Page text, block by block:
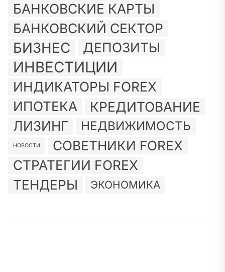
БАНКОВСКИЕ КАРТЫ
БАНКОВСКИЙ СЕКТОР
БИЗНЕС ДЕПОЗИТЫ
ИНВЕСТИЦИИ
ИНДИКАТОРЫ FOREX
ИПОТЕКА
КРЕДИТОВАНИЕ
ЛИЗИНГ НЕДВИЖИМОСТЬ
НОВОСТИ
СОВЕТНИКИ FOREX
СТРАТЕГИИ FOREX
ТЕНДЕРЫ
ЭКОНОМИКА